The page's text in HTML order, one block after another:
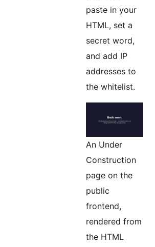
paste in your
HTML, set a
secret word,
and add IP
addresses to
the whitelist.
An Under
Construction
page on the
public
frontend,
rendered from
the HTML